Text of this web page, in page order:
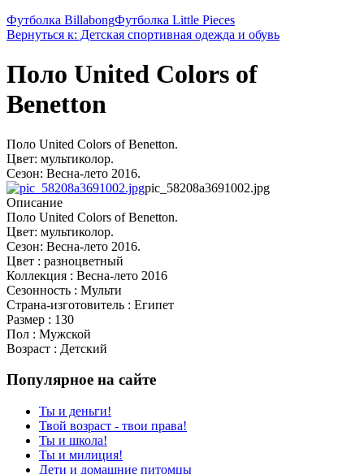
Футболка BillabongФутболка Little Pieces
Вернуться к: Детская спортивная одежда и обувь
Поло United Colors of
Benetton
Поло United Colors of Benetton.
Цвет: мультиколор.
Сезон: Весна-лето 2016.
pic_58208a3691002.jpg
Описание
Поло United Colors of Benetton.
Цвет: мультиколор.
Сезон: Весна-лето 2016.
Цвет : разноцветный
Коллекция : Весна-лето 2016
Сезонность : Мульти
Страна-изготовитель : Египет
Размер : 130
Пол : Мужской
Возраст : Детский
Популярное на сайте
Ты и деньги!
Твой возраст - твои права!
Ты и школа!
Ты и милиция!
Дети и домашние питомцы